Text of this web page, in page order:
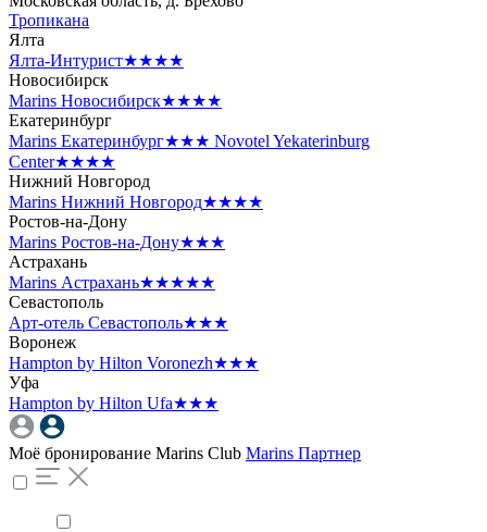
Тропикана
Ялта
Ялта-Интурист★★★★
Новосибирск
Marins Новосибирск★★★★
Екатеринбург
Marins Екатеринбург★★★ Novotel Yekaterinburg
Center★★★★
Нижний Новгород
Marins Нижний Новгород★★★★
Ростов-на-Дону
Marins Ростов-на-Дону★★★
Астрахань
Marins Астрахань★★★★★
Севастополь
Арт-отель Севастополь★★★
Воронеж
Hampton by Hilton Voronezh★★★
Уфа
Hampton by Hilton Ufa★★★
Моё бронирование Marins Club Marins Партнер